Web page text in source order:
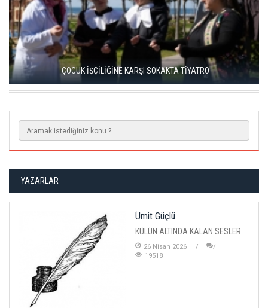
TÜRKAN ŞORAY VE CAHİT BERKAY, 'SELVİ BOYLUM AL
YAZMALIM’I BİRLİKTE İZLEDİ
YAZARLAR
Ümit Güçlü
KÜLÜN ALTINDA KALAN SESLER
26 Nisan 2026
19518